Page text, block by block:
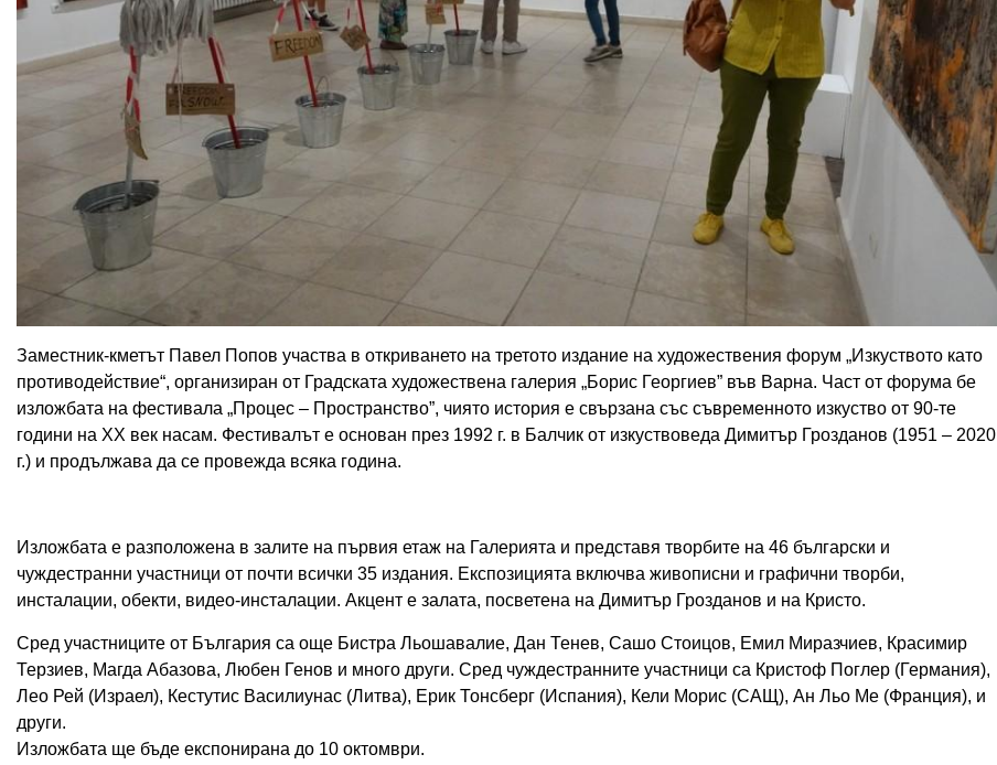
Заместник-кметът Павел Попов участва в откриването на третото издание на художествения форум „Изкуството като
противодействие“, организиран от Градската художествена галерия „Борис Георгиев” във Варна. Част от форума бе
изложбата на фестивала „Процес – Пространство”, чиято история е свързана със съвременното изкуство от 90-те
години на ХХ век насам. Фестивалът е основан през 1992 г. в Балчик от изкуствоведа Димитър Грозданов (1951 – 2020
г.) и продължава да се провежда всяка година.
Изложбата е разположена в залите на първия етаж на Галерията и представя творбите на 46 български и
чуждестранни участници от почти всички 35 издания. Експозицията включва живописни и графични творби,
инсталации, обекти, видео-инсталации. Акцент е залата, посветена на Димитър Грозданов и на Кристо.
Сред участниците от България са още Бистра Льошавалие, Дан Тенев, Сашо Стоицов, Емил Миразчиев, Красимир
Терзиев, Магда Абазова, Любен Генов и много други. Сред чуждестранните участници са Кристоф Поглер (Германия),
Лео Рей (Израел), Кестутис Василиунас (Литва), Ерик Тонсберг (Испания), Кели Морис (САЩ), Ан Льо Ме (Франция), и
други.
Изложбата ще бъде експонирана до 10 октомври.